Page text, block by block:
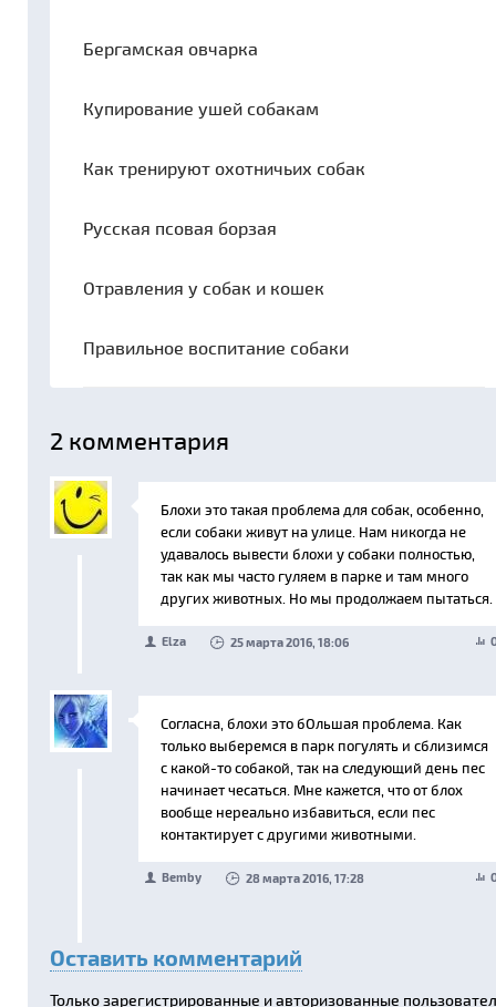
Бергамская овчарка
Купирование ушей собакам
Как тренируют охотничьих собак
Русская псовая борзая
Отравления у собак и кошек
Правильное воспитание собаки
2 комментария
Блохи это такая проблема для собак, особенно,
если собаки живут на улице. Нам никогда не
удавалось вывести блохи у собаки полностью,
так как мы часто гуляем в парке и там много
других животных. Но мы продолжаем пытаться.
Elza 25 марта 2016, 18:06
Согласна, блохи это бОльшая проблема. Как
только выберемся в парк погулять и сблизимся
с какой-то собакой, так на следующий день пес
начинает чесаться. Мне кажется, что от блох
вообще нереально избавиться, если пес
контактирует с другими животными.
Bemby 28 марта 2016, 17:28
Оставить комментарий
Только зарегистрированные и авторизованные